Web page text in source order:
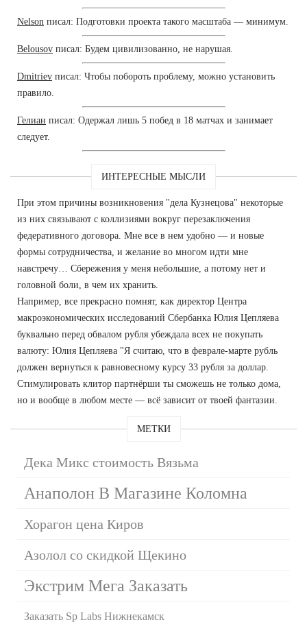
Nelson писал: Подготовки проекта такого масштаба — минимум.
Belousov писал: Будем цивилизованно, не нарушая.
Dmitriev писал: Чтобы побороть проблему, можно установить
правило.
Гелиан писал: Одержал лишь 5 побед в 18 матчах и занимает
следует.
ИНТЕРЕСНЫЕ МЫСЛИ
При этом причины возникновения "дела Кузнецова" некоторые
из них связывают с коллизиями вокруг перезаключения
федеративного договора. Мне все в нем удобно — и новые
формы сотрудничества, и желание во многом идти мне
навстречу… Сбережения у меня небольшие, а потому нет и
головной боли, в чем их хранить.
Например, все прекрасно помнят, как директор Центра
макроэкономических исследований Сбербанка Юлия Цепляева
буквально перед обвалом рубля убеждала всех не покупать
валюту: Юлия Цепляева "Я считаю, что в феврале-марте рубль
должен вернуться к равновесному курсу 33 рубля за доллар.
Стимулировать клитор партнёрши ты сможешь не только дома,
но и вообще в любом месте — всё зависит от твоей фантазии.
МЕТКИ
Дека Микс стоимость Вязьма
Анаполон В Магазине Коломна
Хорагон цена Киров
Азолол со скидкой Щекино
Экстрим Мега Заказать
Заказать Sp Labs Нижнекамск